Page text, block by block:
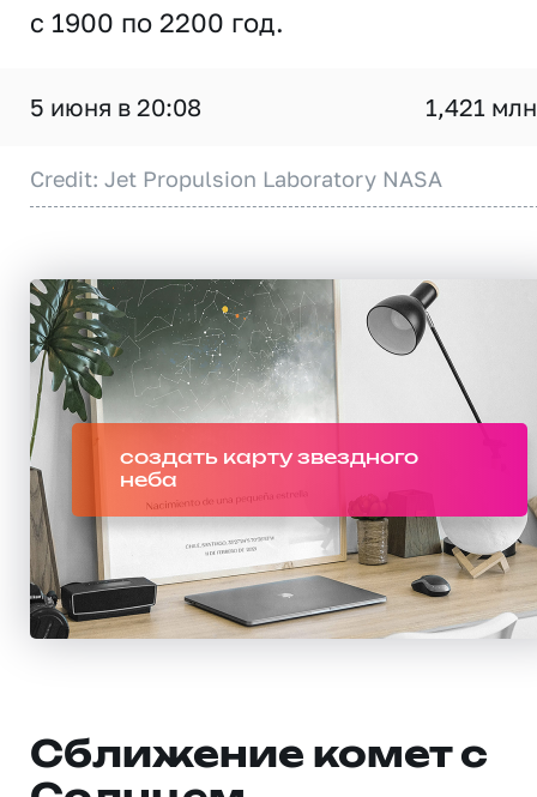
с 1900 по 2200 год.
5 июня в 20:08 1,421
Credit: Jet Propulsion Laboratory NASA
создать карту звездного
неба
Сближение комет с